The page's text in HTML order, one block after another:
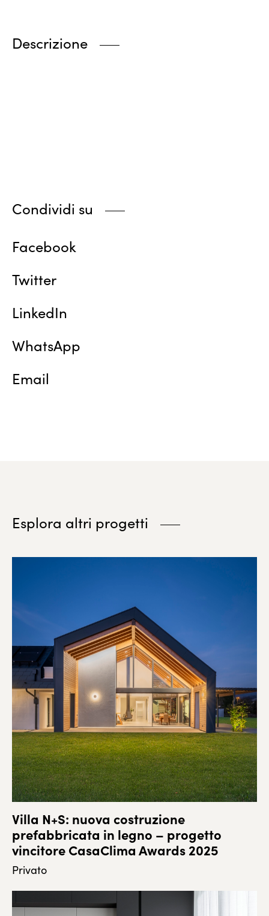
Descrizione
Condividi su
Facebook
Twitter
LinkedIn
WhatsApp
Email
Esplora altri progetti
Villa N+S: nuova costruzione
prefabbricata in legno – progetto
vincitore CasaClima Awards 2025
Privato